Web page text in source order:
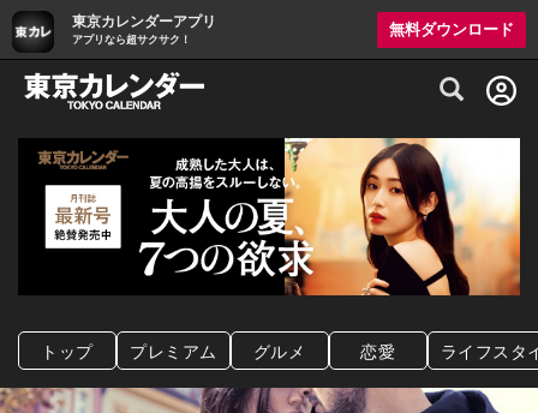
東京カレンダーアプリ
アプリなら超サクサク！
無料ダウンロード
グルメ情報・プレミアムレストラン予約
トップ プレミアム グルメ 恋愛 ライフスタ